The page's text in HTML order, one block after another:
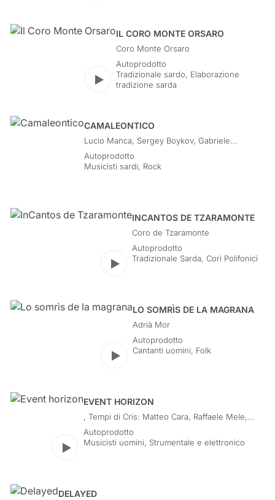
Play
IL CORO MONTE ORSARO
Coro Monte Orsaro
Autoprodotto
Tradizionale sardo, Elaborazione
tradizione sarda
CAMALEONTICO
Lucio Manca, Sergey Boykov, Gabriele
D'Amico, Eros Melis
Autoprodotto
Musicisti sardi, Rock
Play
INCANTOS DE TZARAMONTE
Coro de Tzaramonte
Autoprodotto
Tradizionale Sarda,Cori Polifonici
Play
LO SOMRÌS DE LA MAGRANA
Adrià Mor
Autoprodotto
Cantanti uomini, Folk
Play
EVENT HORIZON
, Tempi di Cris: Matteo Cara, Raffaele Mele,
Mauro Dore, Paolo Succu, DJ Cris,
Autoprodotto
Musicisti uomini, Strumentale e elettronico
DELAYED